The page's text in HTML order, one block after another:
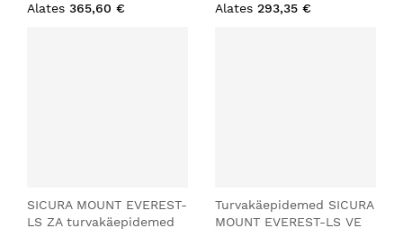
Alates 365,60 €
Alates 293,35 €
SICURA MOUNT EVEREST-
LS ZA turvakäepidemed
Turvakäepidemed SICURA
MOUNT EVEREST-LS VE